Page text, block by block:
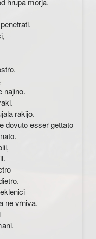
rakijo.
dovuto esser gettato
vrniva.